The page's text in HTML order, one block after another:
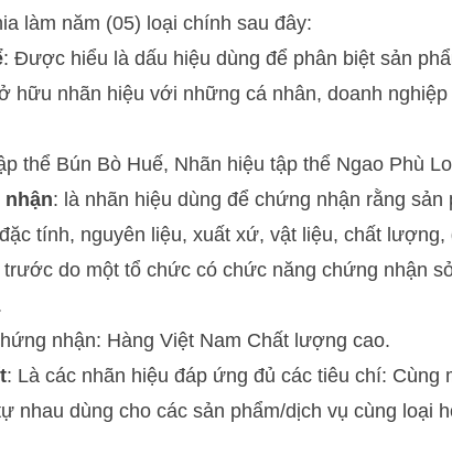
làm năm (05) loại chính sau đây:
: Được hiểu là dấu hiệu dùng để phân biệt sản
hữu nhãn hiệu với những cá nhân, doanh
thể Bún Bò Huế, Nhãn hiệu tập thể Ngao Phù
nhận: là nhãn hiệu dùng để chứng nhận rằng sản
tính, nguyên liệu, xuất xứ, vật liệu, chất
do một tổ chức có chức năng chứng nhận
nhận: Hàng Việt Nam Chất lượng cao.
: Là các nhãn hiệu đáp ứng đủ các tiêu chí: Cùng
nhau dùng cho các sản phẩm/dịch vụ cùng loại